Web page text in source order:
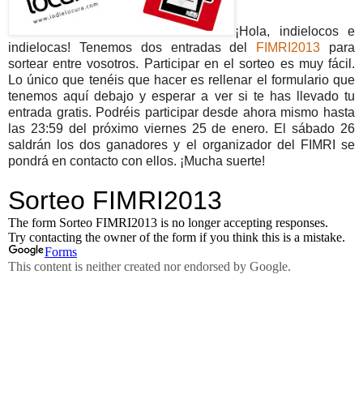
¡Hola, indielocos e
indielocas! Tenemos dos entradas del
FIMRI2013 para
sortear entre vosotros. Participar en el sorteo es muy fácil.
Lo único que tenéis que hacer es rellenar el formulario que
tenemos aquí debajo y esperar a ver si te has llevado tu
entrada gratis. Podréis participar desde ahora mismo hasta
las 23:59 del próximo viernes 25 de enero. El sábado 26
saldrán los dos ganadores y el organizador del FIMRI se
pondrá en contacto con ellos. ¡Mucha suerte!